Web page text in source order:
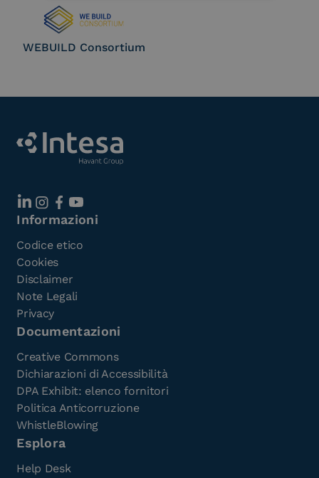
WEBUILD Consortium
Informazioni
Codice etico
Cookies
Disclaimer
Note Legali
Privacy
Documentazioni
Creative Commons
Dichiarazioni di Accessibilità
DPA Exhibit: elenco fornitori
Politica Anticorruzione
WhistleBlowing
Esplora
Help Desk